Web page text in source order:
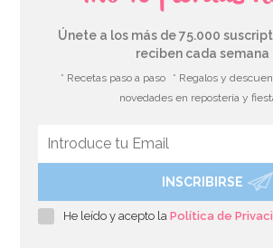
Únete a los más de 75.000
reciben cada semana
* Recetas paso a paso * Regalos y
novedades en repostería y
INSCRIBIRSE
He leído y acepto laPolítica de